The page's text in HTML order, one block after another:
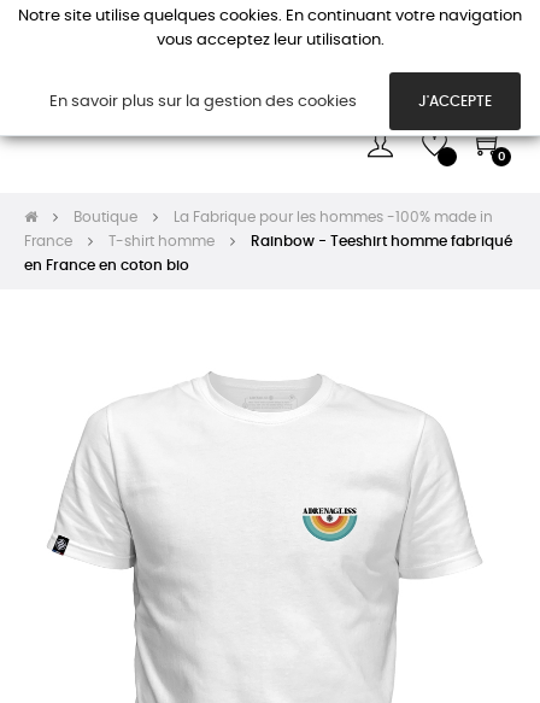
la
0
Boutique
La Fabrique pour les hommes -100% made in
France
T-shirt homme
Rainbow - Teeshirt homme fabriqué
en France en coton bio
Notre site utilise quelques cookies. En continuant votre navigation
vous acceptez leur utilisation.
En savoir plus sur la gestion des cookies J'ACCEPTE